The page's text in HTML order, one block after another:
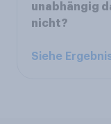
unabhängig
nicht?
Siehe